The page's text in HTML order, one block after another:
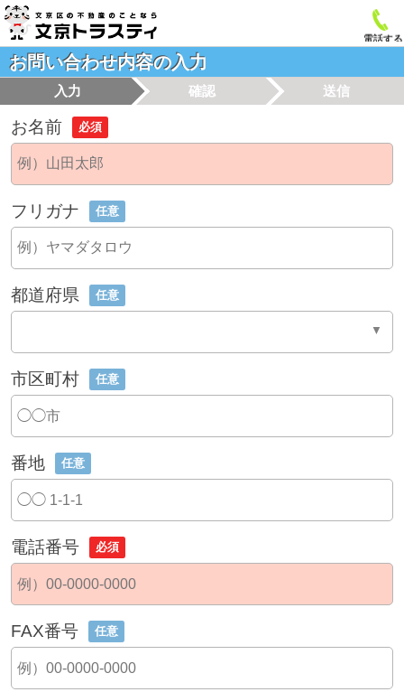
電話する
お問い合わせ内容の入力
入力 確認 送信
お名前 必須
フリガナ 任意
都道府県 任意
市区町村 任意
番地 任意
電話番号 必須
FAX番号 任意